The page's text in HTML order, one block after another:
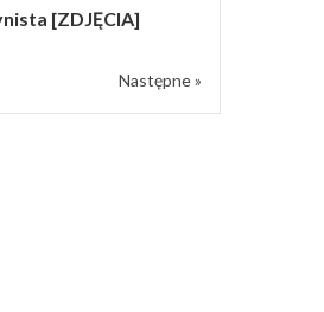
[ZDJĘCIA]
Następne »